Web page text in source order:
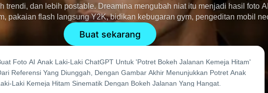
trendi, dan lebih postable. Dreamina mengubah niat itu menjadi hasil foto
pakaian flash langsung Y2K, bidikan kebugaran gym, pengeditan mobil
setelan modern, dan tampilan poster olahraga.
Buat sekarang